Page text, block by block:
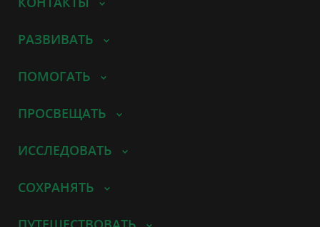
РАЗВИВАТЬ
ПОМОГАТЬ
ПРОСВЕЩАТЬ
ИССЛЕДОВАТЬ
СОХРАНЯТЬ